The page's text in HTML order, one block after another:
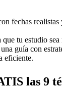
fechas realistas
tu estudio sea
guía con
eficiente.
las 9